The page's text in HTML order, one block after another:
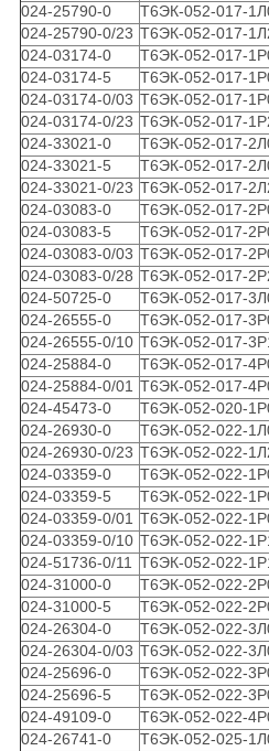
024-25790-0
Т6ЭК-052-017-
024-25790-0/23 Т6ЭК-052-017-
024-03174-0
Т6ЭК-052-017-
024-03174-5
Т6ЭК-052-017-
024-03174-0/03 Т6ЭК-052-017-
024-03174-0/23 Т6ЭК-052-017-
024-33021-0
Т6ЭК-052-017-
024-33021-5
Т6ЭК-052-017-
024-33021-0/23 Т6ЭК-052-017-
024-03083-0
Т6ЭК-052-017-
024-03083-5
Т6ЭК-052-017-
024-03083-0/03 Т6ЭК-052-017-
024-03083-0/28 Т6ЭК-052-017-
024-50725-0
Т6ЭК-052-017-
024-26555-0
Т6ЭК-052-017-
024-26555-0/10 Т6ЭК-052-017-
024-25884-0
Т6ЭК-052-017-
024-25884-0/01 Т6ЭК-052-017-
024-45473-0
Т6ЭК-052-020-
024-26930-0
Т6ЭК-052-022-
024-26930-0/23 Т6ЭК-052-022-
024-03359-0
Т6ЭК-052-022-
024-03359-5
Т6ЭК-052-022-
024-03359-0/01 Т6ЭК-052-022-
024-03359-0/10 Т6ЭК-052-022-
024-51736-0/11
Т6ЭК-052-022-
024-31000-0
Т6ЭК-052-022-
024-31000-5
Т6ЭК-052-022-
024-26304-0
Т6ЭК-052-022-
024-26304-0/03 Т6ЭК-052-022-
024-25696-0
Т6ЭК-052-022-
024-25696-5
Т6ЭК-052-022-
024-49109-0
Т6ЭК-052-022-
024-26741-0
Т6ЭК-052-025-